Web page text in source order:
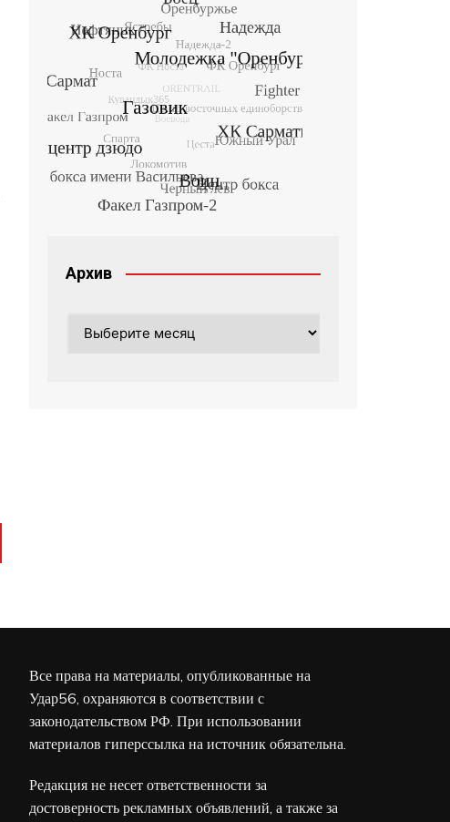
Архив
Все права на материалы, опубликованные на
Удар56, охраняются в соответствии с
законодательством РФ. При использовании
материалов гиперссылка на источник обязательна.
Редакция не несет ответственности за
достоверность рекламных объявлений, а также за